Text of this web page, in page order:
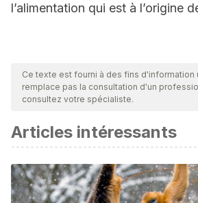
l’alimentation qui est à l’origine
Ce texte est fourni à des fins d'information
remplace pas la consultation d'un
consultez votre spécialiste.
Articles intéressants